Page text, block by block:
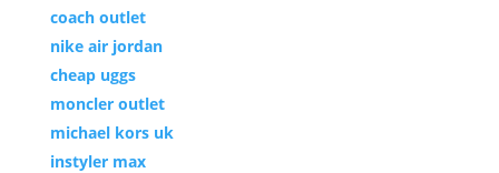
coach outlet
nike air jordan
cheap uggs
moncler outlet
michael kors uk
instyler max